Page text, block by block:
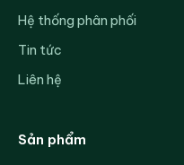
Hệ thống phân phối
Tin tức
Liên hệ
Sản phẩm